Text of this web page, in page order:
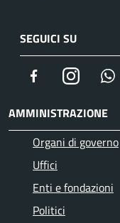
SEGUICI SU
FacebookInstagram
AMMINISTRAZIONE
Organi di governo
Uffici
Enti e fondazioni
Politici